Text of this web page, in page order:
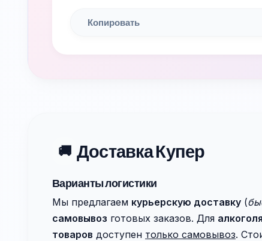
Копировать
🚚 Доставка Купер
Варианты логистики
Мы предлагаем курьерскую доставку (
самовывоз готовых заказов. Для
товаров доступен только самовывоз.